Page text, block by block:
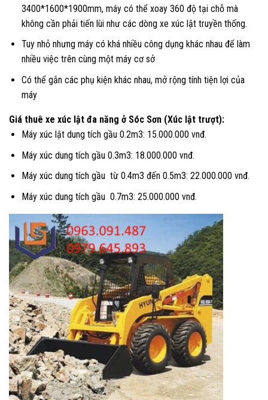
3400*1600*1900mm, máy có thể xoay 360 độ tại chỗ mà
không cần phải tiến lùi như các dòng xe xúc lật truyền thống.
Tuy nhỏ nhưng máy có khá nhiều công dụng khác nhau để làm
nhiều việc trên cùng một máy cơ sở
Có thể gắn các phụ kiện khác nhau, mở rộng tính tiện lợi của
máy
Giá thuê xe xúc lật đa năng ở Sóc Sơn (Xúc lật trượt):
Máy xúc lật dung tích gầu 0.2m3: 15.000.000 vnđ.
Máy xúc dung tích gầu 0.3m3: 18.000.000 vnđ.
Máy xúc dung tích gầu từ 0.4m3 đến 0.5m3: 22.000.000 vnđ.
Máy xúc dung tích gầu 0.7m3: 25.000.000 vnđ.